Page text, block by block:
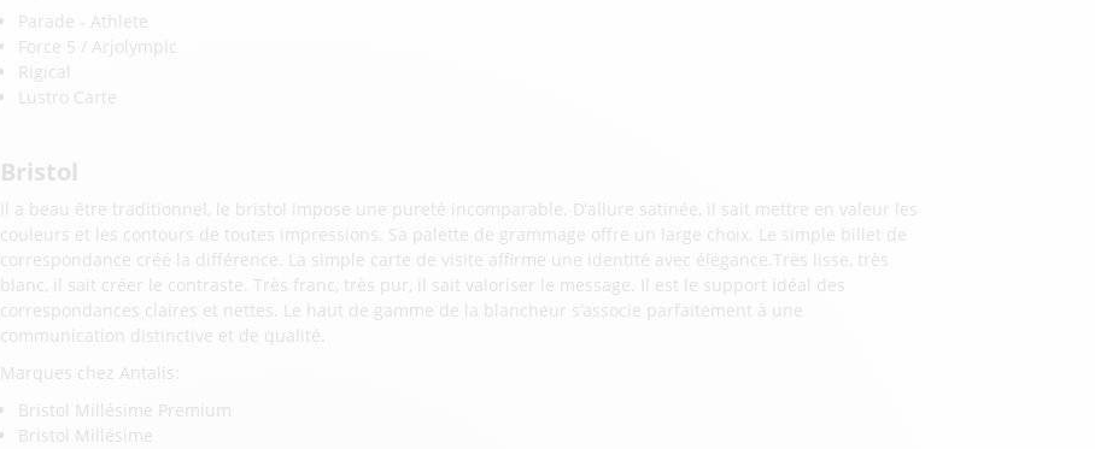
Parade - Athlete
Force 5 / Arjolympic
Rigical
Lustro Carte
Bristol
Il a beau être traditionnel, le bristol impose une pureté incomparable. D’allure satinée, il sait mettre en valeur les
couleurs et les contours de toutes impressions. Sa palette de grammage offre un large choix. Le simple billet de
correspondance créé la différence. La simple carte de visite affirme une identité avec élégance.Très lisse, très
blanc, il sait créer le contraste. Très franc, très pur, il sait valoriser le message. Il est le support idéal des
correspondances claires et nettes. Le haut de gamme de la blancheur s’associe parfaitement à une
communication distinctive et de qualité.
Marques chez Antalis:
Bristol Millésime Premium
Bristol Millésime